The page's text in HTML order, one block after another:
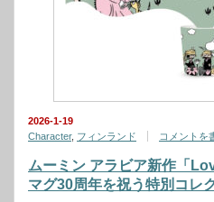
2026-1-19
Character, フィンランド コメントを
ムーミン アラビア新作「
マグ30周年を祝う特別コレ